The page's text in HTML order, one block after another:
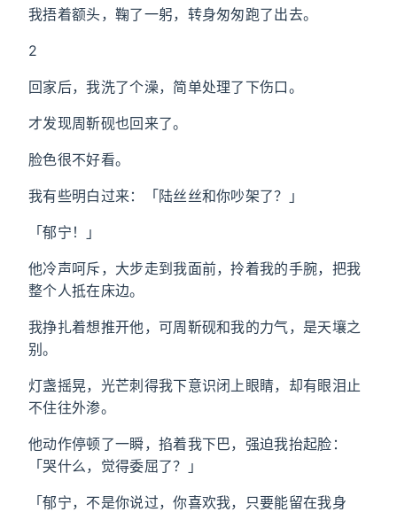
我捂着额头，鞠了一躬，转身匆匆跑了出去。
2
回家后，我洗了个澡，简单处理了下伤口。
才发现周靳砚也回来了。
脸色很不好看。
我有些明白过来：「陆丝丝和你吵架了？」
「郁宁！」
他冷声呵斥，大步走到我面前，拎着我的手腕，把我
整个人抵在床边。
我挣扎着想推开他，可周靳砚和我的力气，是天壤之
别。
灯盏摇晃，光芒刺得我下意识闭上眼睛，却有眼泪止
不住往外渗。
他动作停顿了一瞬，掐着我下巴，强迫我抬起脸：
「哭什么，觉得委屈了？」
「郁宁，不是你说过，你喜欢我，只要能留在我身